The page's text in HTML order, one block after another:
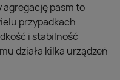
agregację pasm to
przypadkach
i stabilność
działa kilka urządzeń